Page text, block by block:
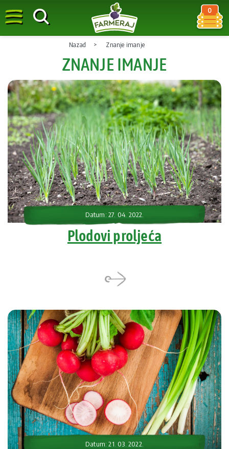
0
Nazad Znanje imanje
ZNANJE IMANJE
Datum: 27. 04. 2022.
Plodovi proljeća
Datum: 21. 03. 2022.